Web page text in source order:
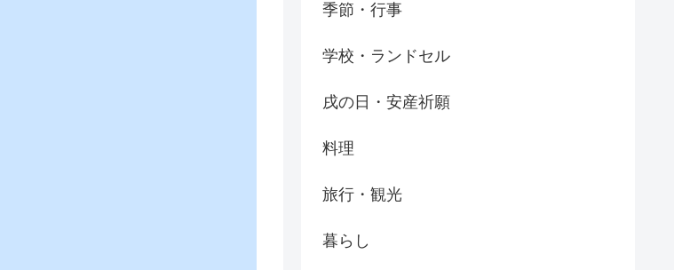
季節・行事
学校・ランドセル
戌の日・安産祈願
料理
旅行・観光
暮らし